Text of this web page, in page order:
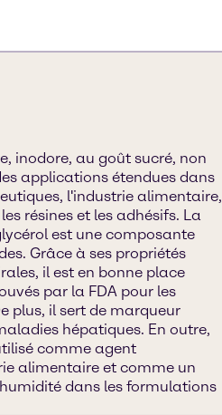
inodore, au goût sucré, non
applications étendues dans
l'industrie alimentaire,
résines et les adhésifs. La
est une composante
Grâce à ses propriétés
il est en bonne place
par la FDA pour les
plus, il sert de marqueur
hépatiques. En outre,
comme agent
alimentaire et comme un
dans les formulations